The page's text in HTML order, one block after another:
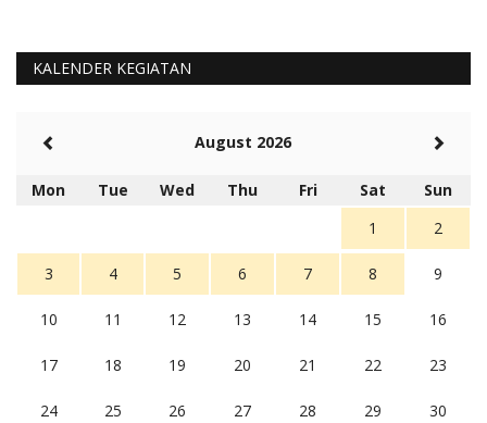
KALENDER KEGIATAN
August 2026
Mon Tue Wed Thu Fri Sat
Sun
1
2
3 4 5 6 7 8 9
10 11 12 13 14 15 16
17 18 19 20 21 22 23
24 25 26 27 28 29 30